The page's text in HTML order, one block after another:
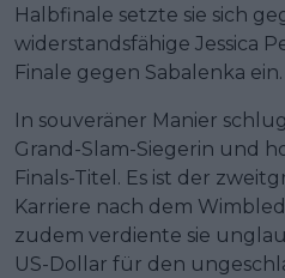
Halbfinale setzte sie sich
widerstandsfähige Jessica
Finale gegen Sabalenka ein.
In souveräner Manier
Grand-Slam-Siegerin und
Finals-Titel. Es ist der
Karriere nach dem
zudem verdiente sie
US-Dollar für den